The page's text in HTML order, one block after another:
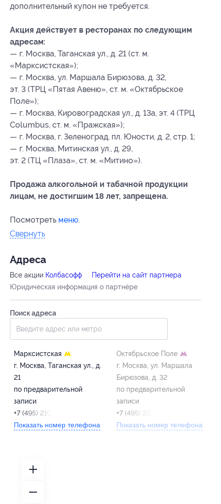
дополнительный купон не требуется.
Акция действует в ресторанах по следующим
адресам:
— г. Москва, Таганская ул., д. 21 (ст. м.
«Марксистская»);
— г. Москва, ул. Маршала Бирюзова, д. 32,
эт. 3 (ТРЦ «Пятая Авеню», ст. м. «Октябрьское
Поле»);
— г. Москва, Кировоградская ул., д. 13а, эт. 4 (ТРЦ
Columbus, ст. м. «Пражская»);
— г. Москва, г. Зеленоград, пл. Юности, д. 2, стр. 1;
— г. Москва, Митинская ул., д. 29,
эт. 2 (ТЦ «Плаза», ст. м. «Митино»).
Продажа алкогольной и табачной продукции
лицам, не достигшим 18 лет, запрещена.
Посмотреть меню.
Свернуть
Адресa
Все акции Колбасофф
Перейти на сайт партнера
Юридическая информация о партнёре
Поиск адреса
Марксистская
г. Москва, Таганская ул., д.
21
по предварительной
записи
+7 (495) 210-12-10
Показать номер телефона
Октябрьское Поле
г. Москва, ул. Маршала
Бирюзова, д. 32
по предварительной
записи
+7 (495) 210-12-10
Показать номер телефона